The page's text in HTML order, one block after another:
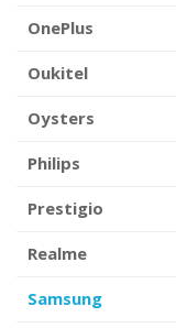
OnePlus
Oukitel
Oysters
Philips
Prestigio
Realme
Samsung